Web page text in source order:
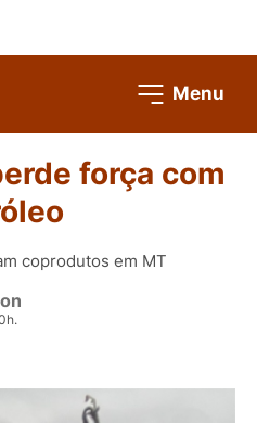
Menu
força com
coprodutos em MT